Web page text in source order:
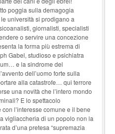
poggia sulla demagogia
università si prodigano a
giornalisti, specialisti
o servire una concezione
la forma più estrema di
Gabel, studioso e psichiatra
e la sindrome del
dell’uomo forte sulla
alla catastrofe… qui terrore
una novità che l’intero mondo
E lo spettacolo
l’interesse comune e il bene
vigliaccheria di un popolo non la
d’una pretesa “supremazia